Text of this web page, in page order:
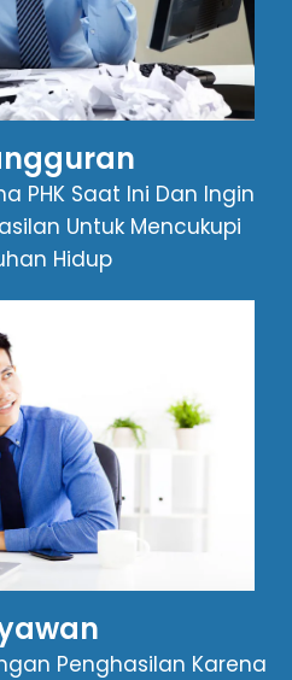
PHK Saat Ini Dan Ingin
Untuk Mencukupi
Hidup
Penghasilan Karena